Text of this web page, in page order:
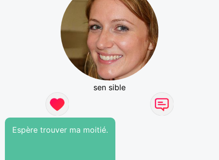
sen sible
Espère trouver ma moitié.